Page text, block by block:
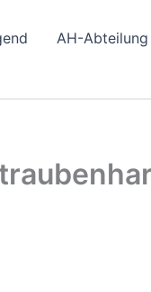
AH-Abteilung